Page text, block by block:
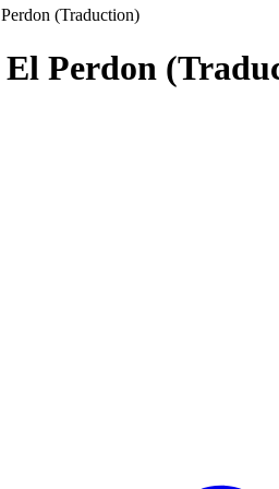
(Traduction)
El Perdon